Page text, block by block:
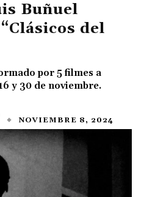
Buñuel
del
por 5 filmes a
y 30 de noviembre.
NOVIEMBRE 8, 2024